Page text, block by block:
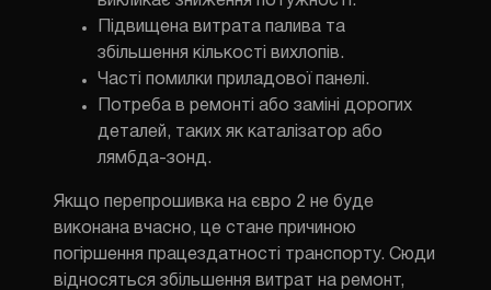
Підвищена витрата палива та
збільшення кількості вихлопів.
Часті помилки приладової панелі.
Потреба в ремонті або заміні дорогих
деталей, таких як каталізатор або
лямбда-зонд.
Якщо перепрошивка на євро 2 не буде
виконана вчасно, це стане причиною
погіршення працездатності транспорту. Сюди
відносяться збільшення витрат на ремонт,